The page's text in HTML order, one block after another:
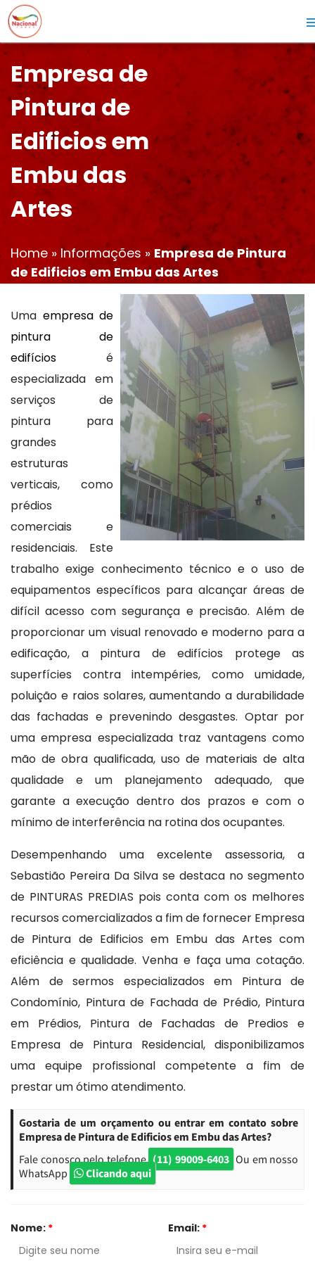
Empresa de
Pintura de
Edificios em
Embu das
Artes
Home » Informações » Empresa de Pintura
de Edificios em Embu das Artes
Uma empresa de
pintura de
edifícios é
especializada em
serviços de
pintura para
grandes
estruturas
verticais, como
prédios
comerciais e
residenciais. Este
trabalho exige conhecimento técnico e o uso de
equipamentos específicos para alcançar áreas de
difícil acesso com segurança e precisão. Além de
proporcionar um visual renovado e moderno para a
edificação, a pintura de edifícios protege as
superfícies contra intempéries, como umidade,
poluição e raios solares, aumentando a durabilidade
das fachadas e prevenindo desgastes. Optar por
uma empresa especializada traz vantagens como
mão de obra qualificada, uso de materiais de alta
qualidade e um planejamento adequado, que
garante a execução dentro dos prazos e com o
mínimo de interferência na rotina dos ocupantes.
Desempenhando uma excelente assessoria, a
Sebastião Pereira Da Silva se destaca no segmento
de PINTURAS PREDIAS pois conta com os melhores
recursos comercializados a fim de fornecer Empresa
de Pintura de Edificios em Embu das Artes com
eficiência e qualidade. Venha e faça uma cotação.
Além de sermos especializados em Pintura de
Condomínio, Pintura de Fachada de Prédio, Pintura
em Prédios, Pintura de Fachadas de Predios e
Empresa de Pintura Residencial, disponibilizamos
uma equipe profissional competente a fim de
prestar um ótimo atendimento.
Gostaria de um orçamento ou entrar em contato sobre
Empresa de Pintura de Edificios em Embu das Artes?
Fale conosco pelo telefone (11) 99009-6403 Ou em nosso
WhatsApp
Clicando aqui
Nome: * Email: *